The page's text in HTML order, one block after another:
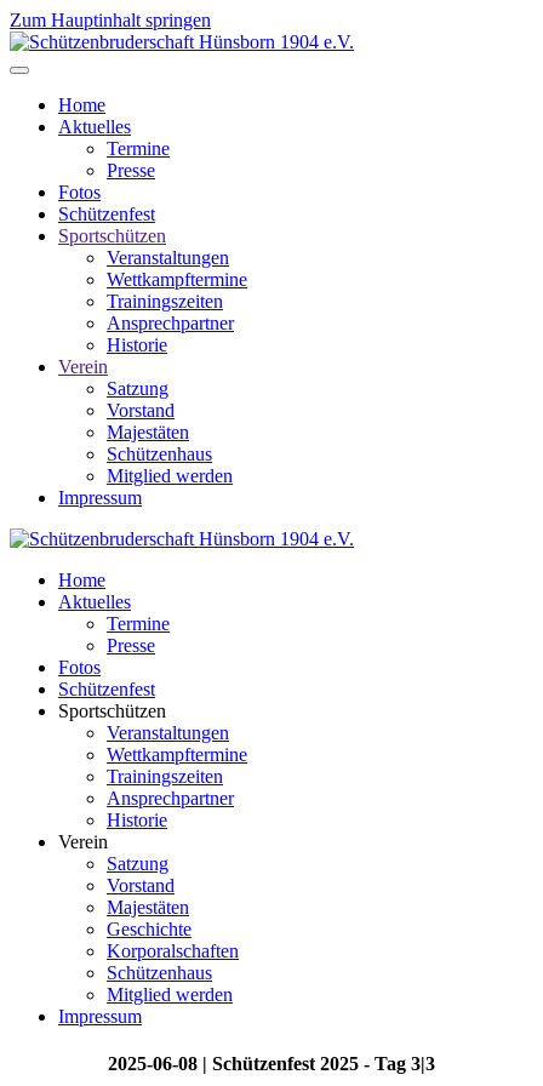
Zum Hauptinhalt springen
Home
Aktuelles
Termine
Presse
Fotos
Schützenfest
Sportschützen
Veranstaltungen
Wettkampftermine
Trainingszeiten
Ansprechpartner
Historie
Verein
Satzung
Vorstand
Majestäten
Schützenhaus
Mitglied werden
Impressum
Home
Aktuelles
Termine
Presse
Fotos
Schützenfest
Sportschützen
Veranstaltungen
Wettkampftermine
Trainingszeiten
Ansprechpartner
Historie
Verein
Satzung
Vorstand
Majestäten
Geschichte
Korporalschaften
Schützenhaus
Mitglied werden
Impressum
2025-06-08 | Schützenfest 2025 - Tag 3|3